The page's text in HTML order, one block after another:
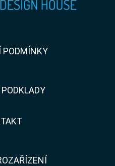
PODMÍNKY